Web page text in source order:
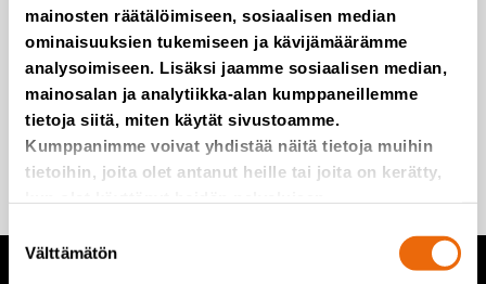
mainosten räätälöimiseen, sosiaalisen median
ominaisuuksien tukemiseen ja kävijämäärämme
analysoimiseen. Lisäksi jaamme sosiaalisen median,
mainosalan ja analytiikka-alan kumppaneillemme
tietoja siitä, miten käytät sivustoamme.
Kumppanimme voivat yhdistää näitä tietoja muihin
tietoihin, joita olet antanut heille tai joita on kerätty,
valinta
Välttämätön
Emme roskaa, edes postitse.
Lisää minut postituslistalle